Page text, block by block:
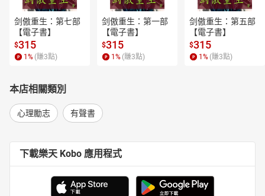
剑傲重生：第七部
【電子書】
$315
1 % (賺3點)
剑傲重生：第一部
【電子書】
$315
1 % (賺3點)
剑傲重生：第五部
【電子書】
$315
1 % (賺3點)
本店相關類別
心理勵志 有聲書
下載樂天 Kobo 應用程式